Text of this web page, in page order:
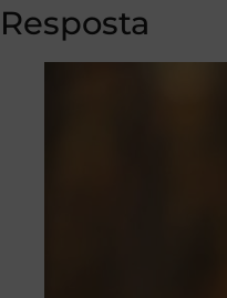
Resposta